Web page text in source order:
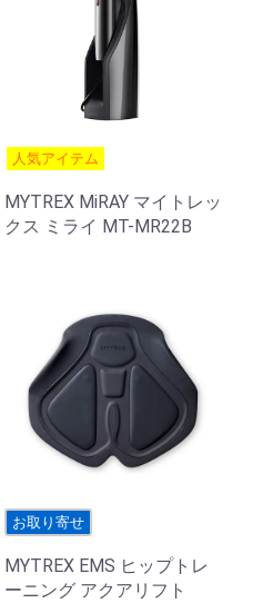
人気アイテム
MYTREX MiRAY マイトレッ
クス ミライ MT-MR22B
お取り寄せ
MYTREX EMS ヒップトレ
ーニング アクアリフト